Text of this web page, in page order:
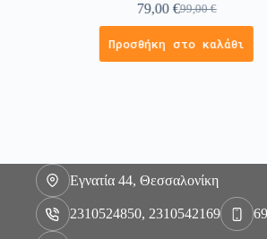
99,00€
79,00 €
Προσθήκη στο καλάθι
Εγνατία 44, Θεσσαλονίκη
2310524850, 2310542169